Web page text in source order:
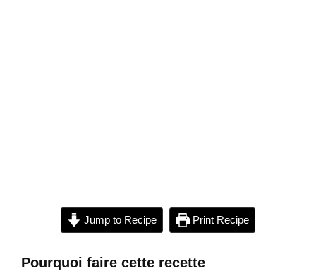
Jump to Recipe Print Recipe
Pourquoi faire cette recette